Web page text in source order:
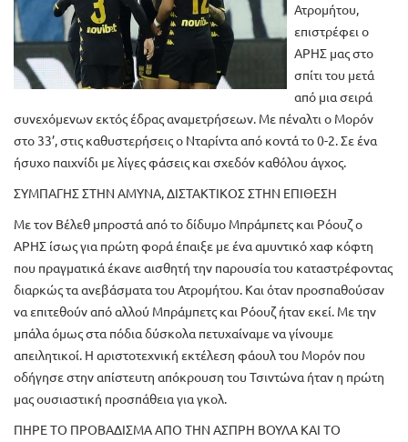
Ατρομήτου,
επιστρέφει ο
ΑΡΗΣ μας στο
σπίτι του μετά
από μια σειρά
συνεχόμενων εκτός έδρας αναμετρήσεων. Με πέναλτι ο Μορόν
στο 33’, στις καθυστερήσεις ο Νταρίντα από κοντά το 0-2. Σε ένα
ήσυχο παιχνίδι με λίγες φάσεις και σχεδόν καθόλου άγχος.
ΣΥΜΠΑΓΗΣ ΣΤΗΝ ΑΜΥΝΑ, ΔΙΣΤΑΚΤΙΚΟΣ ΣΤΗΝ ΕΠΙΘΕΣΗ
Με τον Βέλεθ μπροστά από το δίδυμο Μπράμπετς και Ρόουζ ο
ΑΡΗΣ ίσως για πρώτη φορά έπαιξε με ένα αμυντικό χαφ κόφτη
που πραγματικά έκανε αισθητή την παρουσία του καταστρέφοντας
διαρκώς τα ανεβάσματα του Ατρομήτου. Και όταν προσπαθούσαν
να επιτεθούν από αλλού Μπράμπετς και Ρόουζ ήταν εκεί. Με την
μπάλα όμως στα πόδια δύσκολα πετυχαίναμε να γίνουμε
απειλητικοί. Η αριστοτεχνική εκτέλεση φάουλ του Μορόν που
οδήγησε στην απίστευτη απόκρουση του Τσιντώνα ήταν η πρώτη
μας ουσιαστική προσπάθεια για γκολ.
ΠΗΡΕ ΤΟ ΠΡΟΒΑΔΙΣΜΑ ΑΠΟ ΤΗΝ ΑΣΠΡΗ ΒΟΥΛΑ ΚΑΙ ΤΟ